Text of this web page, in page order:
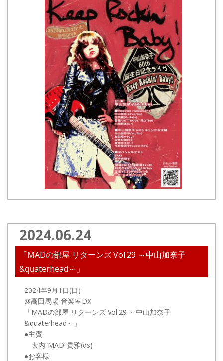
2024.06.24
「MADの部屋 リターンズ Vol.29 ～中山加奈子
&quaterhead～」
2024年9月1日(日)
@高田馬場 音楽室DX
「MADの部屋 リターンズ Vol.29 ～中山加奈子
&quaterhead～」
●主賓
大内“MAD”貴雅(ds)
●お客様